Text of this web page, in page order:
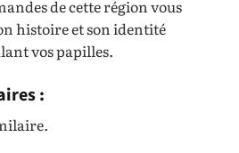
de cette région vous
histoire et son identité
vos papilles.
: